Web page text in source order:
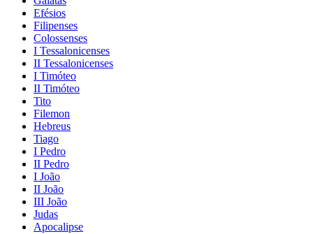
Efésios
Filipenses
Colossenses
I Tessalonicenses
II Tessalonicenses
I Timóteo
II Timóteo
Tito
Filemon
Hebreus
Tiago
I Pedro
II Pedro
I João
II João
III João
Judas
Apocalipse